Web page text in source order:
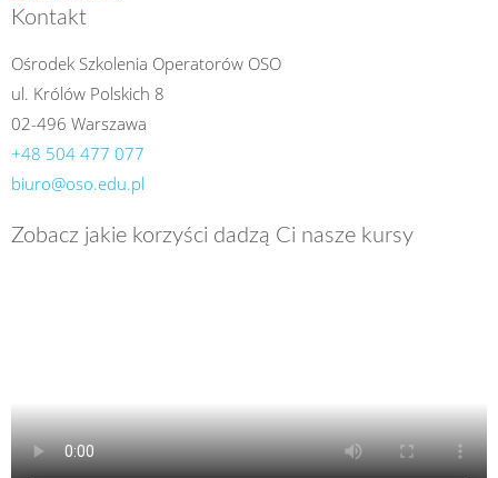
Kontakt
Ośrodek Szkolenia Operatorów OSO
ul. Królów Polskich 8
02-496 Warszawa
+48 504 477 077
biuro@oso.edu.pl
Zobacz jakie korzyści dadzą Ci nasze kursy